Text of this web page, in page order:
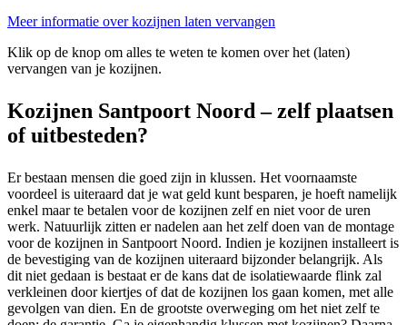
Meer informatie over kozijnen laten vervangen
Klik op de knop om alles te weten te komen over het (laten)
vervangen van je kozijnen.
Kozijnen Santpoort Noord – zelf plaatsen
of uitbesteden?
Er bestaan mensen die goed zijn in klussen. Het voornaamste
voordeel is uiteraard dat je wat geld kunt besparen, je hoeft namelijk
enkel maar te betalen voor de kozijnen zelf en niet voor de uren
werk. Natuurlijk zitten er nadelen aan het zelf doen van de montage
voor de kozijnen in Santpoort Noord. Indien je kozijnen installeert is
de bevestiging van de kozijnen uiteraard bijzonder belangrijk. Als
dit niet gedaan is bestaat er de kans dat de isolatiewaarde flink zal
verkleinen door kiertjes of dat de kozijnen los gaan komen, met alle
gevolgen van dien. En de grootste overweging om het niet zelf te